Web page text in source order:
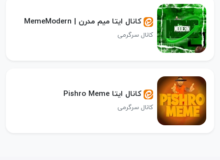
کانال ایتا میم مدرن | MemeModern
کانال سرگرمی
کانال ایتا Pishro Meme
کانال سرگرمی